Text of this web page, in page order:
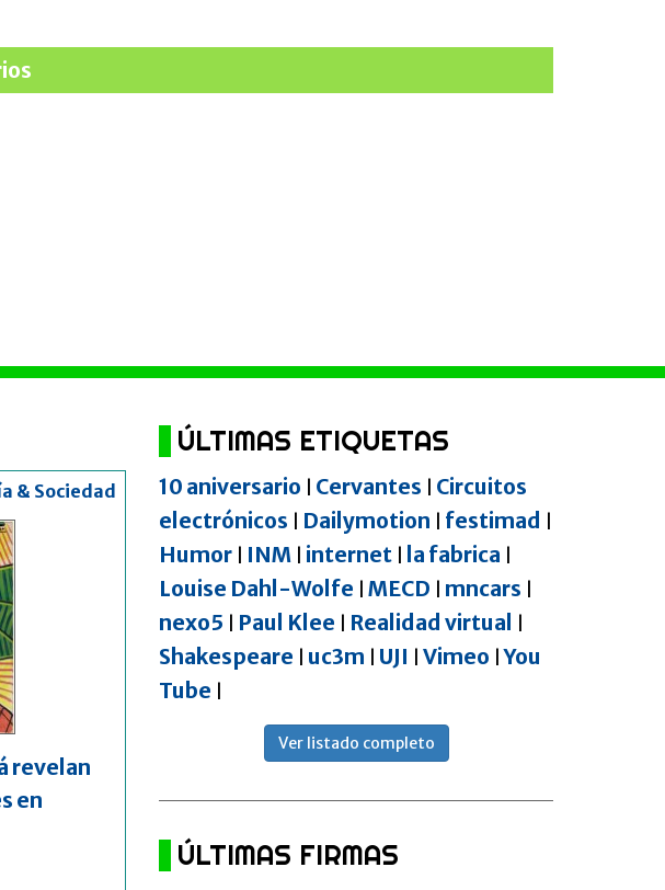
& Sociedad
revelan
en
ÚLTIMAS ETIQUETAS
10 aniversario Cervantes
Circuitos
electrónicos
Dailymotion festimad
Humor INM internet la fabrica
Louise Dahl-Wolfe MECD mncars
nexo5 Paul Klee Realidad virtual
Shakespeare uc3m UJI Vimeo You
Tube
Ver listado completo
ÚLTIMAS FIRMAS